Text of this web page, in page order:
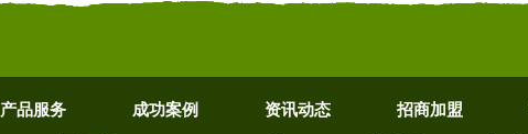
产品服务 成功案例 资讯动态 招商加盟